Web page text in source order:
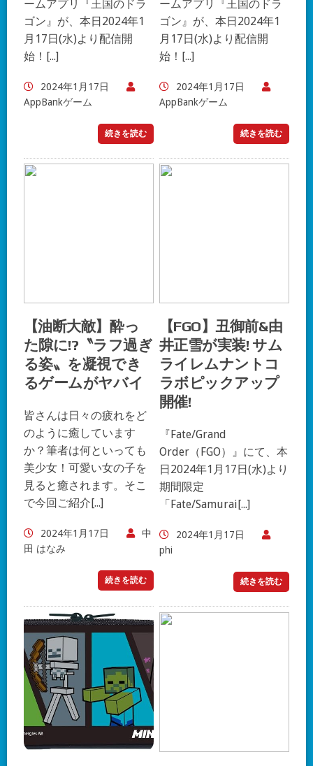
ームアプリ『王国のドラ
ゴン』が、本日2024年1
月17日(水)より配信開
始！[...]
2024年1月17日
AppBankゲーム
続きを読む
ームアプリ『王国のドラ
ゴン』が、本日2024年1
月17日(水)より配信開
始！[...]
2024年1月17日
AppBankゲーム
続きを読む
【油断大敵】酔っ
た隙に!?〝ラフ過ぎ
る姿〟を凝視でき
るゲームがヤバイ
皆さんは日々の疲れをど
のように癒しています
か？筆者は何といっても
美少女！可愛い女の子を
見ると癒されます。そこ
で今回ご紹介[...]
2024年1月17日
中
田 はなみ
続きを読む
【FGO】丑御前&由
井正雪が実装! サム
ライレムナントコ
ラボピックアップ
開催!
『Fate/Grand
Order（FGO）』にて、本
日2024年1月17日(水)より
期間限定
「Fate/Samurai[...]
2024年1月17日
phi
続きを読む